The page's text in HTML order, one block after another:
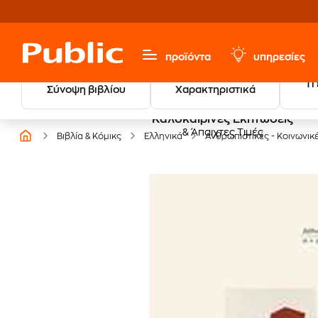
προϊόντα υπηρεσίες
Σύνοψη βιβλίου Χαρακτηριστικά
Τι
Καλοκαιρινές Εκπτώσεις
& Άπαιχτες Τιμές
Βιβλία & Κόμικς Ελληνικά Ανθρωπιστικές -